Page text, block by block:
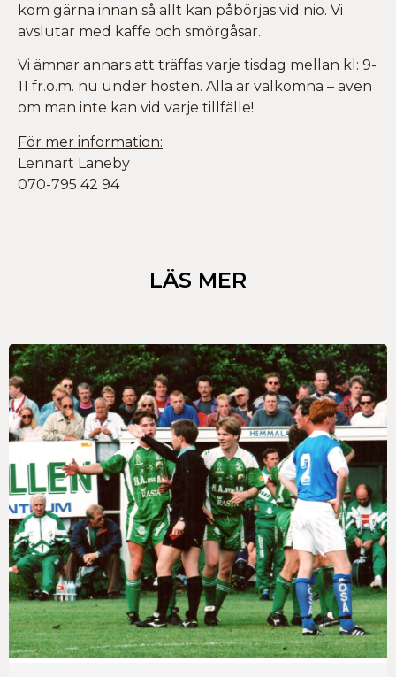
kom gärna innan så allt kan påbörjas vid nio. Vi
avslutar med kaffe och smörgåsar.
Vi ämnar annars att träffas varje tisdag mellan kl: 9-
11 fr.o.m. nu under hösten. Alla är välkomna – även
om man inte kan vid varje tillfälle!
För mer information:
Lennart Laneby
070-795 42 94
LÄS MER